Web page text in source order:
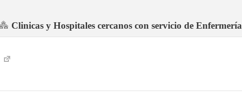
Clinicas y Hospitales cercanos con servicio de Enfermería